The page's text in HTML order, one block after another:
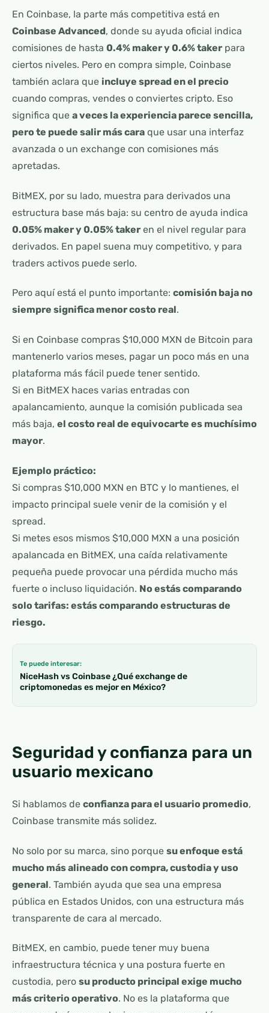
En Coinbase, la parte más competitiva está en
Coinbase Advanced, donde su ayuda oficial indica
comisiones de hasta 0.4% maker y 0.6% taker para
ciertos niveles. Pero en compra simple, Coinbase
también aclara que incluye spread en el precio
cuando compras, vendes o conviertes cripto. Eso
significa que a veces la experiencia parece sencilla,
pero te puede salir más cara que usar una interfaz
avanzada o un exchange con comisiones más
apretadas.
BitMEX, por su lado, muestra para derivados una
estructura base más baja: su centro de ayuda indica
0.05% maker y 0.05% taker en el nivel regular para
derivados. En papel suena muy competitivo, y para
traders activos puede serlo.
Pero aquí está el punto importante: comisión baja no
siempre significa menor costo real.
Si en Coinbase compras $10,000 MXN de Bitcoin para
mantenerlo varios meses, pagar un poco más en una
plataforma más fácil puede tener sentido.
Si en BitMEX haces varias entradas con
apalancamiento, aunque la comisión publicada sea
más baja, el costo real de equivocarte es muchísimo
mayor.
Ejemplo práctico:
Si compras $10,000 MXN en BTC y lo mantienes, el
impacto principal suele venir de la comisión y el
spread.
Si metes esos mismos $10,000 MXN a una posición
apalancada en BitMEX, una caída relativamente
pequeña puede provocar una pérdida mucho más
fuerte o incluso liquidación. No estás comparando
solo tarifas: estás comparando estructuras de
riesgo.
Te puede interesar:
NiceHash vs Coinbase ¿Qué exchange de
criptomonedas es mejor en México?
Seguridad y confianza para un
usuario mexicano
Si hablamos de confianza para el usuario promedio,
Coinbase transmite más solidez.
No solo por su marca, sino porque su enfoque está
mucho más alineado con compra, custodia y uso
general. También ayuda que sea una empresa
pública en Estados Unidos, con una estructura más
transparente de cara al mercado.
BitMEX, en cambio, puede tener muy buena
infraestructura técnica y una postura fuerte en
custodia, pero su producto principal exige mucho
más criterio operativo. No es la plataforma que